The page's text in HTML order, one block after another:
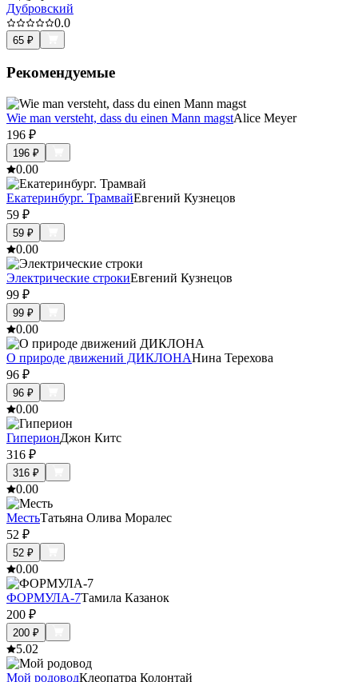
Дубровский
0.0
65 ₽
Рекомендуемые
Wie man versteht, dass du einen Mann magstAlice Meyer
196 ₽
196 ₽
0.00
Екатеринбург. ТрамвайЕвгений Кузнецов
59 ₽
59 ₽
0.00
Электрические строкиЕвгений Кузнецов
99 ₽
99 ₽
0.00
О природе движений ДИКЛОНАНина Терехова
96 ₽
96 ₽
0.00
ГиперионДжон Китс
316 ₽
316 ₽
0.00
МестьТатьяна Олива Моралес
52 ₽
52 ₽
0.00
ФОРМУЛА-7Тамила Казанок
200 ₽
200 ₽
5.02
Мой родоводКлеопатра Колонтай